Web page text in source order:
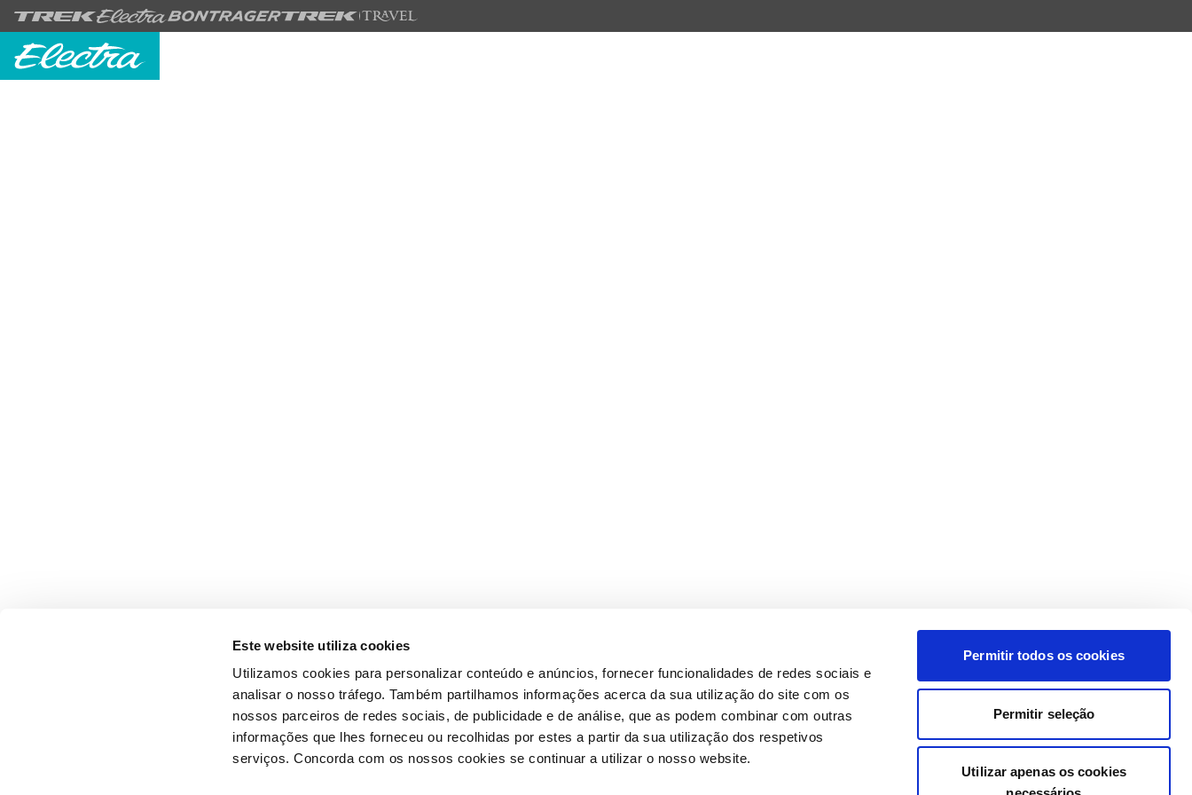
Este website utiliza cookies
Utilizamos cookies para personalizar conteúdo e anúncios, fornecer funcionalidades de redes sociais e
analisar o nosso tráfego. Também partilhamos informações acerca da sua utilização do site com os
nossos parceiros de redes sociais, de publicidade e de análise, que as podem combinar com outras
informações que lhes forneceu ou recolhidas por estes a partir da sua utilização dos respetivos
serviços. Concorda com os nossos cookies se continuar a utilizar o nosso website.
Permitir todos os cookies
Permitir seleção
Utilizar apenas os cookies